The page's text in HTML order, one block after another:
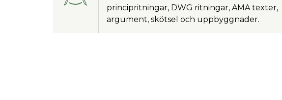
principritningar, DWG ritningar, AMA texter,
argument, skötsel och uppbyggnader.